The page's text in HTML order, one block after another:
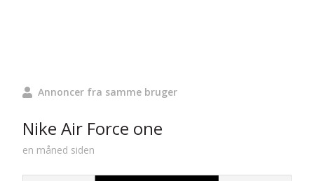
Annoncer fra samme bruger
Nike Air Force one
en måned siden